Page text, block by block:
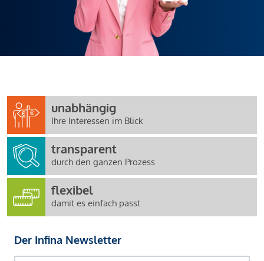
unabhängig
Ihre Interessen im Blick
transparent
durch den ganzen Prozess
flexibel
damit es einfach passt
Der Infina Newsletter